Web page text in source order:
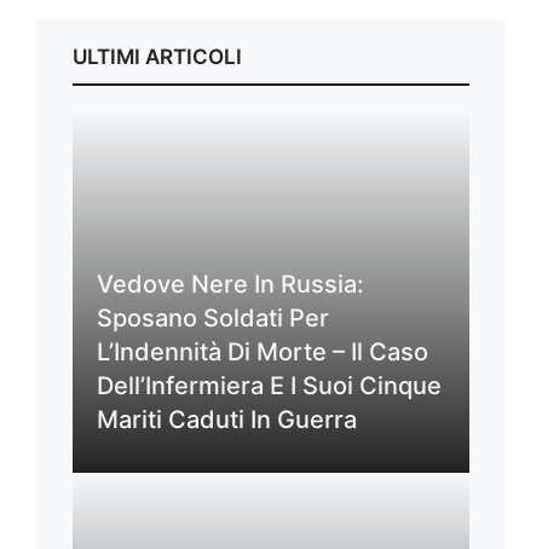
ULTIMI ARTICOLI
Vedove Nere In Russia:
Sposano Soldati Per
L’Indennità Di Morte – Il Caso
Dell’Infermiera E I Suoi Cinque
Mariti Caduti In Guerra